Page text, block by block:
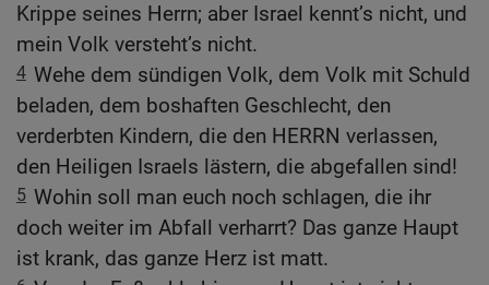
Krippe seines Herrn; aber Israel kennt’s nicht, und
mein Volk versteht’s nicht.
4 Wehe dem sündigen Volk, dem Volk mit Schuld
beladen, dem boshaften Geschlecht, den
verderbten Kindern, die den HERRN verlassen,
den Heiligen Israels lästern, die abgefallen sind!
5 Wohin soll man euch noch schlagen, die ihr
doch weiter im Abfall verharrt? Das ganze Haupt
ist krank, das ganze Herz ist matt.